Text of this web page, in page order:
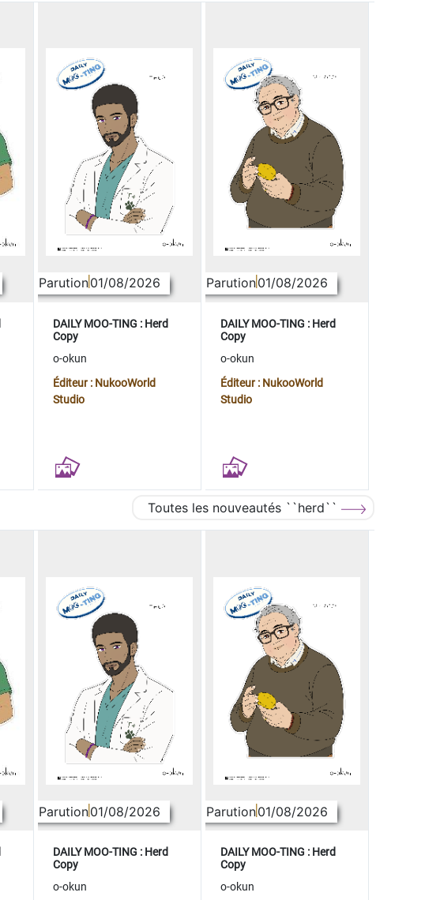
Parution01/08/2026
DAILY MOO-TING : Herd
Copy
o-okun
Éditeur : NukooWorld
Studio
Parution01/08/2026
DAILY MOO-TING : Herd
Copy
o-okun
Éditeur : NukooWorld
Studio
Toutes les nouveautés ``herd``
Parution01/08/2026
DAILY MOO-TING : Herd
Copy
o-okun
Parution01/08/2026
DAILY MOO-TING : Herd
Copy
o-okun